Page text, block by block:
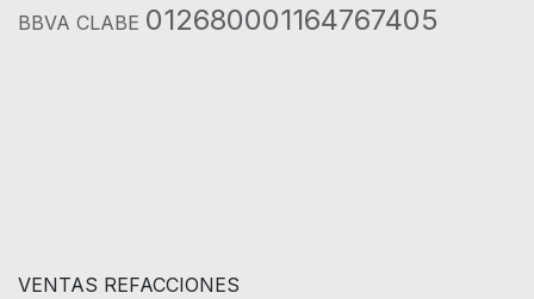
BBVA CLABE 012680001164767405
VENTAS REFACCIONES